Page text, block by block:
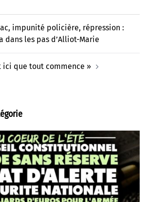
impunité policière, répression :
dans les pas d’Alliot-Marie
ici que tout commence »